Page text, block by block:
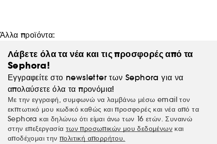
Άλλα προϊόντα:
Λάβετε όλα τα νέα και τις προσφορές από τα
Sephora!
Εγγραφείτε στο newsletter των Sephora για να
απολαύσετε όλα τα προνόμια!
Με την εγγραφή, συμφωνώ να λαμβάνω μέσω email τον
εκπτωτικό μου κωδικό καθώς και προσφορές και νέα από τα
Sephora και δηλώνω ότι είμαι άνω των 16 ετών. Συναινώ
στην επεξεργασία των προσωπικών μου δεδομένων και
αποδέχομαι την πολιτική απορρήτου.